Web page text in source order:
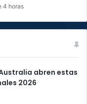
4 horas
abren estas
2026